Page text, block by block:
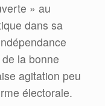
» au
dans sa
la bonne
agitation peu
électorale.